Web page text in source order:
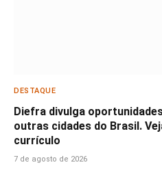
DESTAQUE
Diefra divulga
outras cidades do Brasil.
currículo
7 de agosto de 2026